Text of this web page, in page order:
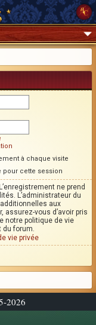
à chaque visite
pour cette session
ne prend
L’administrateur du
aux
vous d’avoir pris
notre politique de vie
du forum.
vie privée
2026